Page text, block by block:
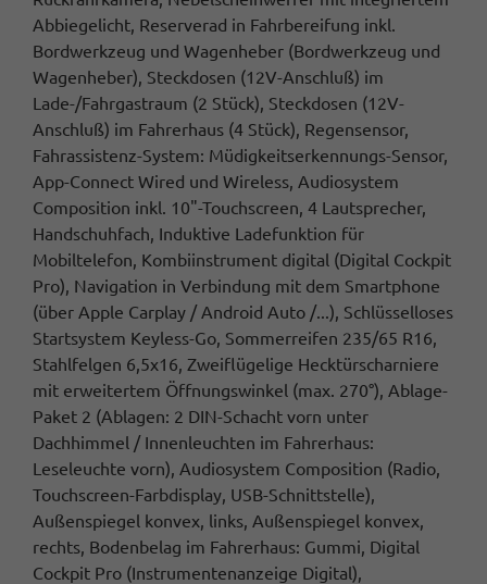
Abbiegelicht, Reserverad in Fahrbereifung inkl.
Bordwerkzeug und Wagenheber (Bordwerkzeug und
Wagenheber), Steckdosen (12V-Anschluß) im
Lade-/Fahrgastraum (2 Stück), Steckdosen (12V-
Anschluß) im Fahrerhaus (4 Stück), Regensensor,
Fahrassistenz-System: Müdigkeitserkennungs-Sensor,
App-Connect Wired und Wireless, Audiosystem
Composition inkl. 10"-Touchscreen, 4 Lautsprecher,
Handschuhfach, Induktive Ladefunktion für
Mobiltelefon, Kombiinstrument digital (Digital Cockpit
Pro), Navigation in Verbindung mit dem Smartphone
(über Apple Carplay / Android Auto /...), Schlüsselloses
Startsystem Keyless-Go, Sommerreifen 235/65 R16,
Stahlfelgen 6,5x16, Zweiflügelige Hecktürscharniere
mit erweitertem Öffnungswinkel (max. 270°), Ablage-
Paket 2 (Ablagen: 2 DIN-Schacht vorn unter
Dachhimmel / Innenleuchten im Fahrerhaus:
Leseleuchte vorn), Audiosystem Composition (Radio,
Touchscreen-Farbdisplay, USB-Schnittstelle),
Außenspiegel konvex, links, Außenspiegel konvex,
rechts, Bodenbelag im Fahrerhaus: Gummi, Digital
Cockpit Pro (Instrumentenanzeige Digital),